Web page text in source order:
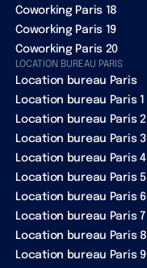
Coworking Paris 18
Coworking Paris 19
Coworking Paris 20
LOCATION BUREAU PARIS
Location bureau Paris
Location bureau Paris 1
Location bureau Paris 2
Location bureau Paris 3
Location bureau Paris 4
Location bureau Paris 5
Location bureau Paris 6
Location bureau Paris 7
Location bureau Paris 8
Location bureau Paris 9